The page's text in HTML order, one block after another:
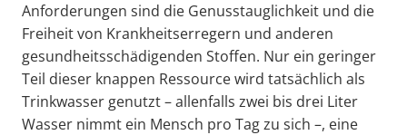
Anforderungen sind die Genusstauglichkeit und die
Freiheit von Krankheitserregern und anderen
gesundheitsschädigenden Stoffen. Nur ein geringer
Teil dieser knappen Ressource wird tatsächlich als
Trinkwasser genutzt – allenfalls zwei bis drei Liter
Wasser nimmt ein Mensch pro Tag zu sich –, eine